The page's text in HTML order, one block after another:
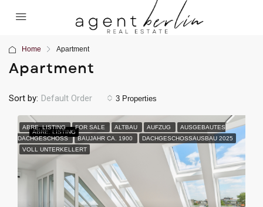
Home Apartment
Apartment
3 Properties
Sort by: Default Order
ABRE. LISTING
ABRE. LISTING FOR SALE ALTBAU AUFZUG
AUSGEBAUTES
DACHGESCHOSS
BAUJAHR CA. 1900
DACHGESCHOSSAUSBAU 2025
VOLL UNTERKELLERT